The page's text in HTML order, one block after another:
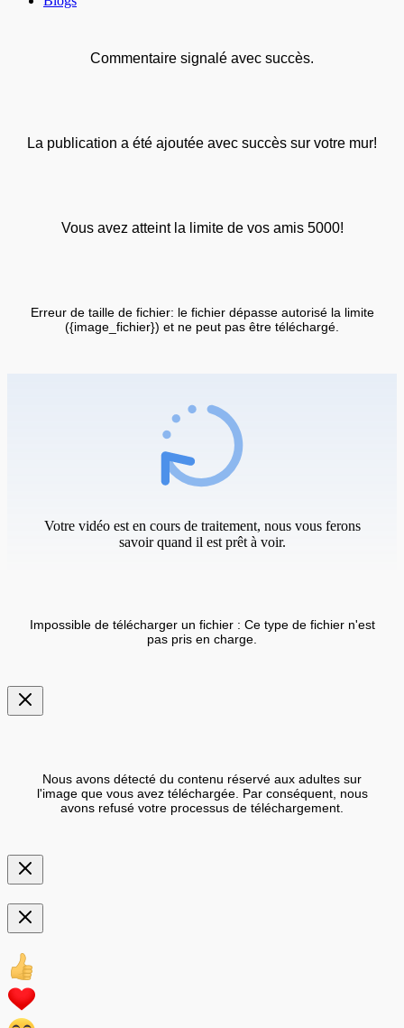
Commentaire signalé avec succès.
La publication a été ajoutée avec succès sur votre mur!
Vous avez atteint la limite de vos amis 5000!
Erreur de taille de fichier: le fichier dépasse autorisé la limite
({image_fichier}) et ne peut pas être téléchargé.
Votre vidéo est en cours de traitement, nous vous ferons
savoir quand il est prêt à voir.
Impossible de télécharger un fichier : Ce type de fichier n'est
pas pris en charge.
Nous avons détecté du contenu réservé aux adultes sur
l'image que vous avez téléchargée. Par conséquent, nous
avons refusé votre processus de téléchargement.